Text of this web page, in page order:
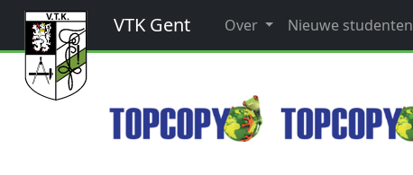
VTK Gent Over Nieuwe studenten